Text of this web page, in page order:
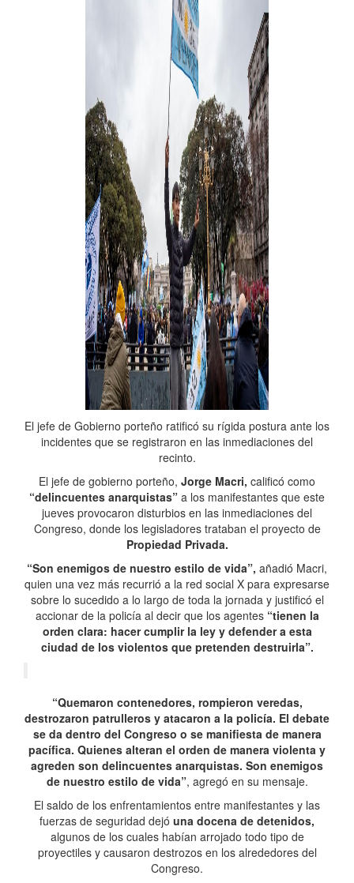
El jefe de Gobierno porteño ratificó su rígida postura ante los
incidentes que se registraron en las inmediaciones del
recinto.
El jefe de gobierno porteño, Jorge Macri, calificó como
“delincuentes anarquistas” a los manifestantes que este
jueves provocaron disturbios en las inmediaciones del
Congreso, donde los legisladores trataban el proyecto de
Propiedad Privada.
“Son enemigos de nuestro estilo de vida”, añadió Macri,
quien una vez más recurrió a la red social X para expresarse
sobre lo sucedido a lo largo de toda la jornada y justificó el
accionar de la policía al decir que los agentes “tienen la
orden clara: hacer cumplir la ley y defender a esta
ciudad de los violentos que pretenden destruirla”.
“Quemaron contenedores, rompieron veredas,
destrozaron patrulleros y atacaron a la policía. El debate
se da dentro del Congreso o se manifiesta de manera
pacífica. Quienes alteran el orden de manera violenta y
agreden son delincuentes anarquistas. Son enemigos
de nuestro estilo de vida”, agregó en su mensaje.
El saldo de los enfrentamientos entre manifestantes y las
fuerzas de seguridad dejó una docena de detenidos,
algunos de los cuales habían arrojado todo tipo de
proyectiles y causaron destrozos en los alrededores del
Congreso.